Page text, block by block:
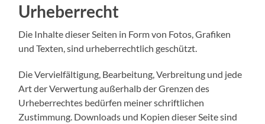
Urheberrecht
Die Inhalte dieser Seiten in Form von Fotos, Grafiken
und Texten, sind urheberrechtlich geschützt.
Die Vervielfältigung, Bearbeitung, Verbreitung und jede
Art der Verwertung außerhalb der Grenzen des
Urheberrechtes bedürfen meiner schriftlichen
Zustimmung. Downloads und Kopien dieser Seite sind